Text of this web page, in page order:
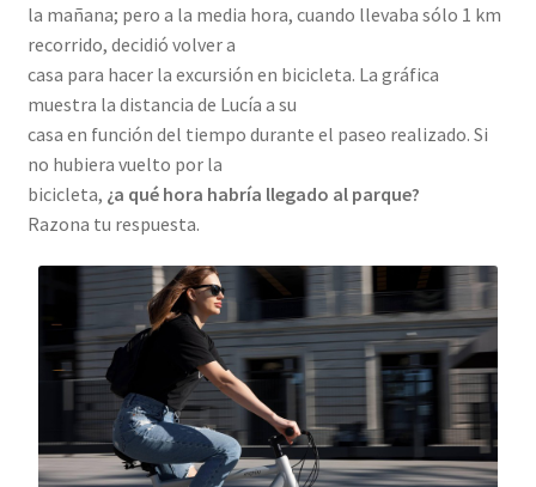
la mañana; pero a la media hora, cuando llevaba sólo 1 km
recorrido, decidió volver a
casa para hacer la excursión en bicicleta. La gráfica
muestra la distancia de Lucía a su
casa en función del tiempo durante el paseo realizado. Si
no hubiera vuelto por la
bicicleta, ¿a qué hora habría llegado al parque?
Razona tu respuesta.